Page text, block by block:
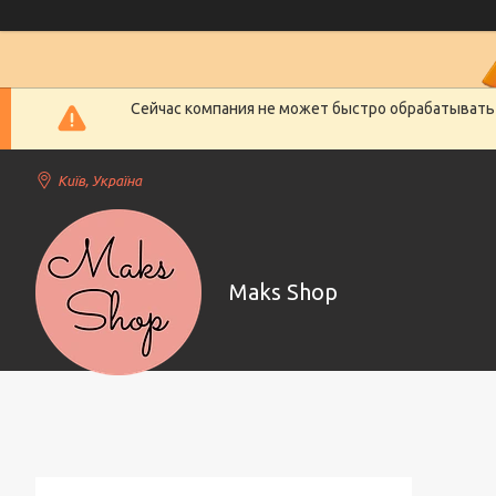
Сейчас компания не может быстро
Київ, Україна
Maks Shop